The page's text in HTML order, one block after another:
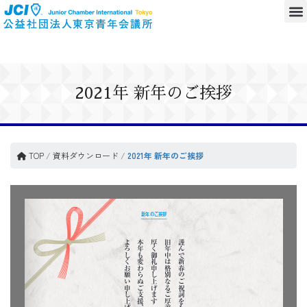
2021年 新年のご挨拶
TOP / 資料ダウンロード / 2021年 新年のご挨拶